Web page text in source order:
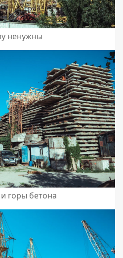
ненужны
горы бетона